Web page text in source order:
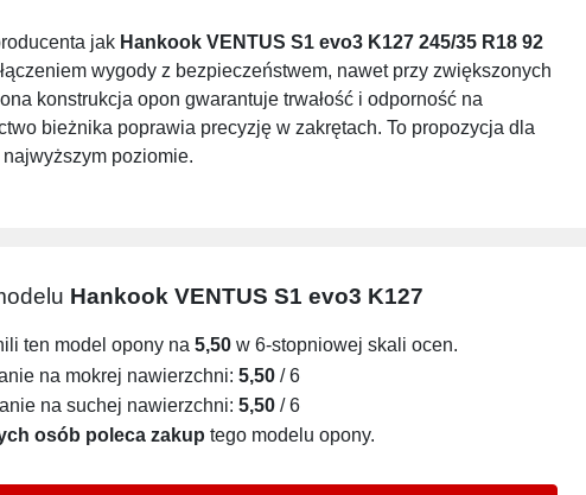
jak Hankook VENTUS S1 evo3 K127 245/35 R18 92
wygody z bezpieczeństwem, nawet przy zwiększonych
konstrukcja opon gwarantuje trwałość i odporność na
bieżnika poprawia precyzję w zakrętach. To propozycja dla
poziomie.
Hankook VENTUS S1 evo3 K127
ten model opony na 5,50 w 6-stopniowej skali ocen.
na mokrej nawierzchni: 5,50 / 6
na suchej nawierzchni: 5,50/ 6
osób poleca zakup tego modelu opony.